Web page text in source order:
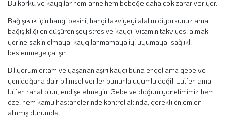
Bu korku ve kaygılar hem anne hem bebeğe daha çok zarar veriyor.
Bağışıklık için hangi besini, hangi takviyeyi alalım diyorsunuz ama
bağışıklığı en düşüren şey stres ve kaygı. Vitamin takviyesi almak
yerine sakin olmaya, kaygılanmamaya iyi uyumaya, sağlıklı
beslenmeye çalışın.
Biliyorum ortam ve yaşanan aşırı kaygı buna engel ama gebe ve
yenidoğana dair bilimsel veriler bununla uyumlu değil. Lütfen ama
lütfen rahat olun, endişe etmeyin. Gebe ve doğum yönetimimiz hem
özel hem kamu hastanelerinde kontrol altında, gerekli önlemler
alınmış durumda.